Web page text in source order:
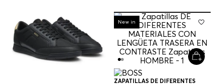
-30%
New in
ZAPATILLAS DE DIFERENTES